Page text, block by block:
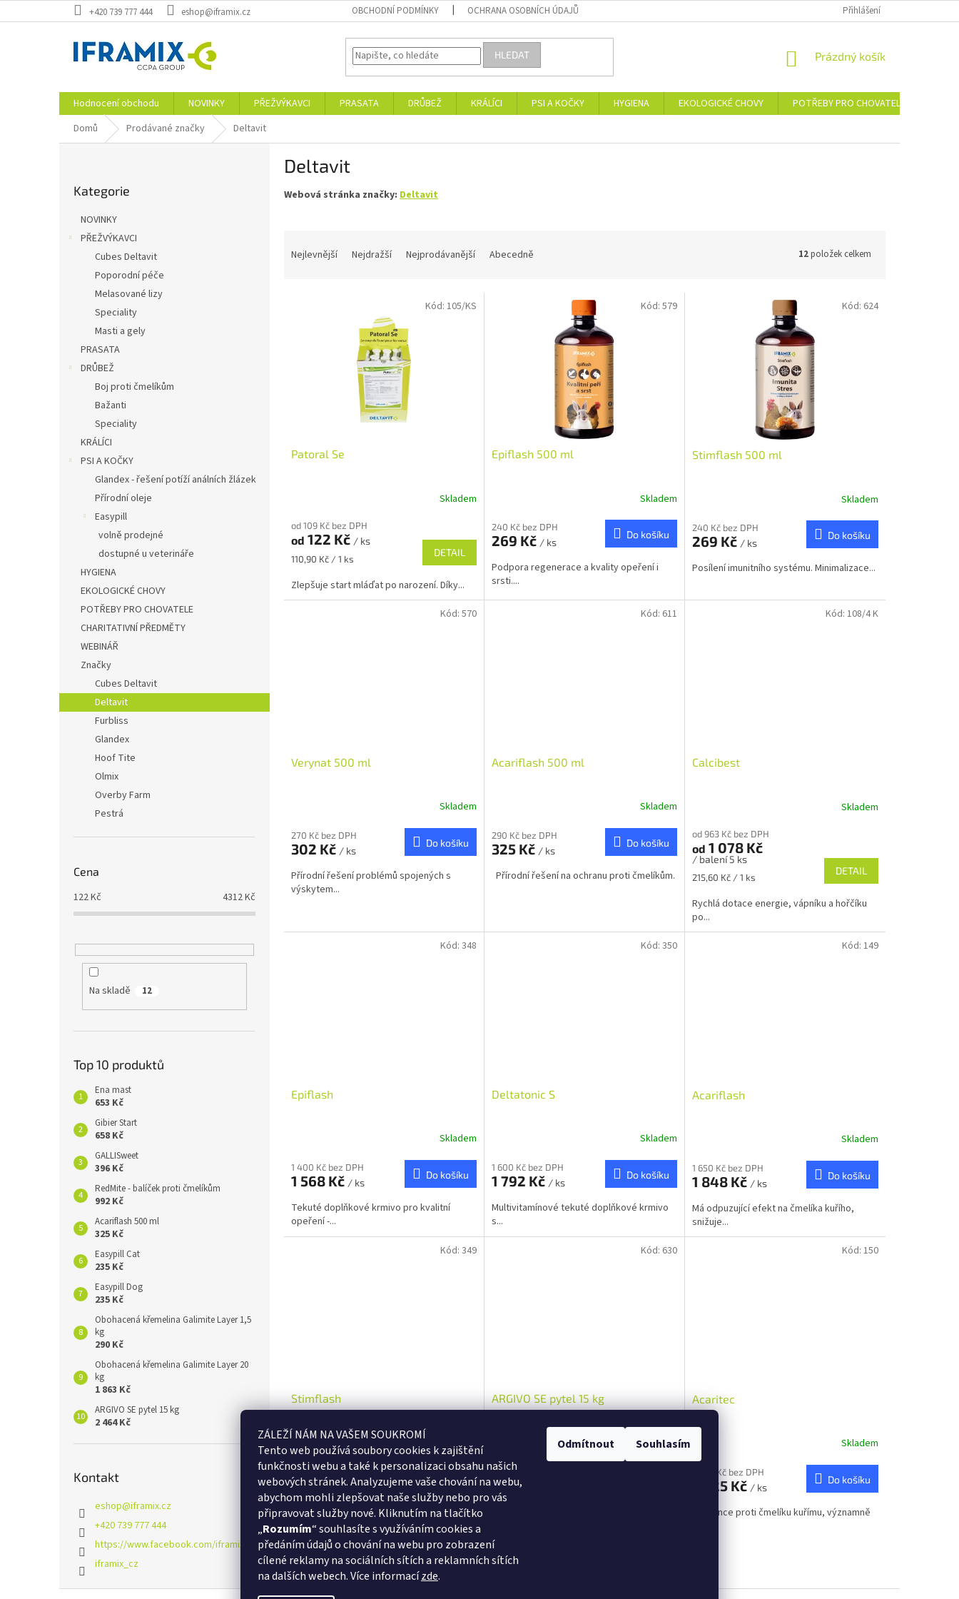
ZÁLEŽÍ NÁM NA VAŠEM SOUKROMÍ
Tento web používá soubory cookies kzajištění
funkčnosti webu a také k personalizaci obsahu našich
webových stránek. Analyzujeme vaše chování na webu,
abychom mohli zlepšovat naše služby nebo pro vás
připravovat služby nové. Kliknutím na tlačítko
„Rozumím“ souhlasíte s využíváním cookies a
předáním údajů o chování na webu pro zobrazení
cílené reklamy na sociálních sítích a reklamních sítích
na dalších webech.Více informacízde.
Odmítnout Souhlasím
na
+420 739 777 444 eshop@iframix.cz OBCHODNÍ PODMÍNKY OCHRANA OSOBNÍCH ÚDAJŮ Přihlášení
HLEDAT
NÁKUPNÍ
Prázdný košík
Hodnocení obchodu NOVINKY PŘEŽVÝKAVCI PRASATA DRŮBEŽ KRÁLÍCI PSI A KOČKY HYGIENA EKOLOGICKÉ CHOVY POTŘEBY PRO CHOVATELE
Domů
Prodávané značky Deltavit
kategorie
Kategorie
NOVINKY
PŘEŽVÝKAVCI
Cubes Deltavit
Poporodní péče
Melasované lizy
Speciality
Masti a gely
PRASATA
DRŮBEŽ
Boj proti čmelíkům
Bažanti
Speciality
KRÁLÍCI
PSI A KOČKY
Glandex - řešení potíží análních žlázek
Přírodní oleje
Easypill
volně prodejné
dostupné u veterináře
HYGIENA
EKOLOGICKÉ CHOVY
POTŘEBY PRO CHOVATELE
CHARITATIVNÍ PŘEDMĚTY
WEBINÁŘ
Značky
Cubes Deltavit
Deltavit
Furbliss
Glandex
Hoof Tite
Olmix
Overby Farm
Pestrá
Cena
122Kč 4312Kč
Na skladě 12
Top 10 produktů
Ena mast
653 Kč
Gibier Start
658 Kč
GALLISweet
396 Kč
RedMite - balíček proti čmelíkům
992 Kč
Acariflash 500 ml
325 Kč
Easypill Cat
235 Kč
Easypill Dog
235 Kč
Obohacená křemelina Galimite Layer 1,5
kg
290 Kč
Obohacená křemelina Galimite Layer 20
kg
1 863 Kč
ARGIVO SE pytel 15 kg
2 464 Kč
Kontakt
eshop@iframix.cz
+420 739 777 444
https://www.facebook.com/iframix/
iframix_cz
Deltavit
Webová stránka značky: Deltavit
Nejlevnější Nejdražší Nejprodávanější Abecedně 12položek celkem
Patoral Se
Skladem
od 109 Kč bez DPH
od 122 Kč / ks
Měrná
110,90 Kč / 1 ks
DETAIL
Zlepšuje start mláďat po narození. Díky...
Kód: 105/KS
Epiflash 500 ml
Skladem
240 Kč bez DPH
269 Kč / ks
Do košíku
Podpora regenerace a kvality opeření i
srsti....
Kód: 579
Stimflash 500 ml
Skladem
240 Kč bez DPH
269 Kč / ks
Do košíku
Posílení imunitního systému. Minimalizace...
Kód: 624
Verynat 500 ml
Skladem
270 Kč bez DPH
302 Kč / ks
Do košíku
Přírodní řešení problémů spojených s
výskytem...
Kód: 570
Acariflash 500 ml
Skladem
290 Kč bez DPH
325 Kč / ks
Do košíku
Přírodní řešení na ochranu proti čmelíkům.
Kód: 611
Calcibest
Skladem
od 963 Kč bez DPH
od 1 078 Kč
/ balení 5 ks
Měrná
215,60 Kč / 1 ks
DETAIL
Rychlá dotace energie, vápníku a hořčíku
po...
Kód: 108/4 K
Epiflash
Skladem
1 400 Kč bez DPH
1 568 Kč / ks
Do košíku
Tekuté doplňkové krmivo pro kvalitní
opeření -...
Kód: 348
Deltatonic S
Skladem
1 600 Kč bez DPH
1 792 Kč / ks
Do košíku
Multivitamínové tekuté doplňkové krmivo
s...
Kód: 350
Acariflash
Skladem
1 650 Kč bez DPH
1 848 Kč / ks
Do košíku
Má odpuzující efekt na čmelíka kuřího,
snižuje...
Kód: 149
Stimflash
Skladem
1 700 Kč bez DPH
1 904 Kč / ks
Do košíku
Tekuté doplňkové krmivo pro zlepšení
imunity a...
Kód: 349
ARGIVO SE pytel 15 kg
Skladem
2 200 Kč bez DPH
2 464 Kč
Kód: 630
Acaritec
Skladem
2 996 Kč bez DPH
3 625 Kč / ks
Do košíku
Prevence proti čmelíku kuřímu, významně
Kód: 150